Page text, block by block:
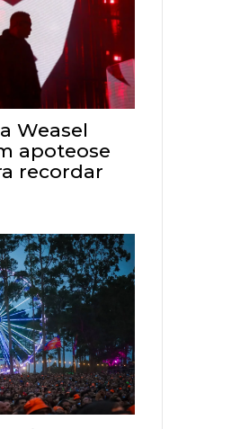
Weasel
apoteose
recordar